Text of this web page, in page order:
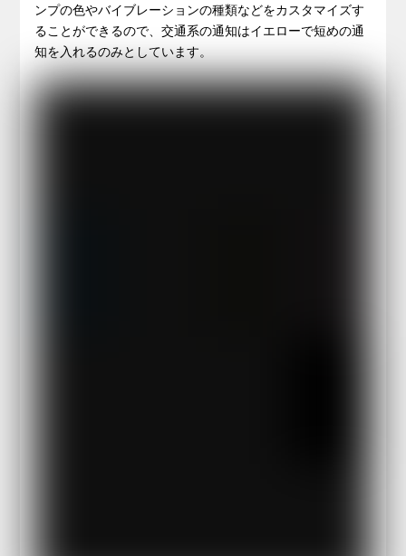
ンプの色やバイブレーションの種類などをカスタマイズす
ることができるので、交通系の通知はイエローで短めの通
知を入れるのみとしています。